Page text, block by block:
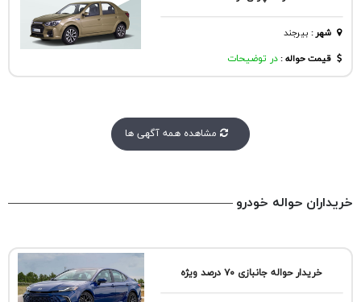
شهر: بیرجند
قیمت حواله :در توضیحات
مشاهده همه آگهی ها
خریداران حواله خودرو
خریدار حواله جانبازی ۷۰ درصد ویژه